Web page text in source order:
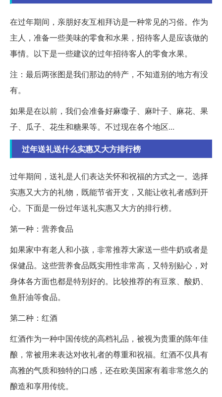
在过年期间，亲朋好友互相拜访是一种常见的习俗。作为
主人，准备一些美味的零食和水果，招待客人是应该做的
事情。以下是一些建议的过年招待客人的零食水果。
注：最后两张图是我们那边的特产，不知道别的地方有没
有。
如果是在以前，我们会准备好麻馓子、麻叶子、麻花、果
子、瓜子、花生和糖果等。不过现在各个地区...
过年送礼送什么实惠又大方排行榜
过年期间，送礼是人们表达关怀和祝福的方式之一。选择
实惠又大方的礼物，既能节省开支，又能让收礼者感到开
心。下面是一份过年送礼实惠又大方的排行榜。
第一种：营养食品
如果家中有老人和小孩，非常推荐大家送一些牛奶或者是
保健品。这些营养食品既实用性非常高，又特别贴心，对
身体各方面也都是特别好的。比较推荐的有豆浆、酸奶、
鱼肝油等食品。
第二种：红酒
红酒作为一种中国传统的高档礼品，被视为贵重的陈年佳
酿，常被用来表达对收礼者的尊重和祝福。红酒不仅具有
高雅的气质和独特的口感，还在欧美国家有着非常悠久的
酿造和享用传统。